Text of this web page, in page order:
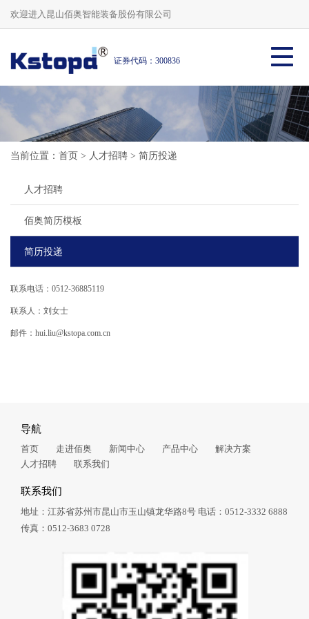
欢迎进入昆山佰奥智能装备股份有限公司
证券代码：300836
当前位置： 首页 > 人才招聘 > 简历投递
人才招聘
佰奥简历模板
简历投递
联系电话：0512-36885119
联系人：刘女士
邮件：hui.liu@kstopa.com.cn
导航
首页 走进佰奥 新闻中心 产品中心
解决方案
人才招聘
联系我们
联系我们
地址：江苏省苏州市昆山市玉山镇龙华路8号 电话：0512-3332 6888
传真：0512-3683 0728